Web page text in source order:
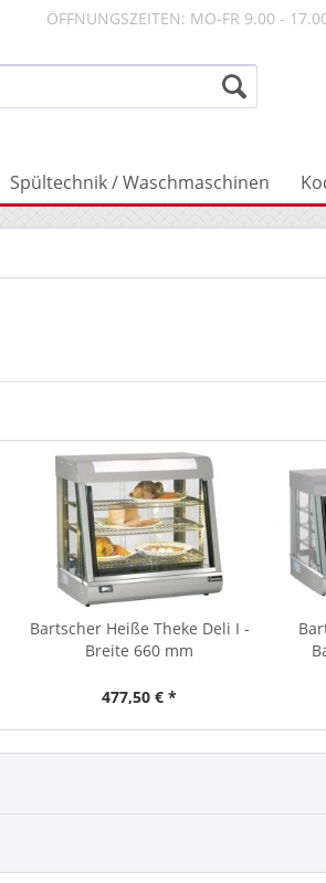
ÖFFNUNGSZEITEN: MO-FR 9.00 -
Spültechnik / Waschmaschinen
Bartscher Heiße Theke Deli I -
Breite 660 mm
477,50 € *